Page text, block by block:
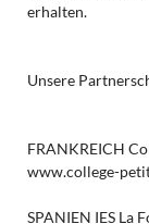
erhalten.
Unsere
FRANKREICH
www.college-
SPANIEN IES La